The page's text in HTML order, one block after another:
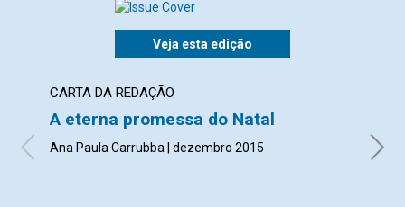
Veja esta edição
CARTA DA REDAÇÃO
A eterna promessa do Natal
Ana Paula Carrubba | dezembro 2015